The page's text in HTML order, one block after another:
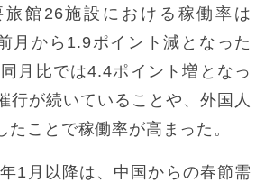
旅館26施設における稼働率は
月から1.9ポイント減となった
月比では4.4ポイント増となっ
行が続いていることや、外国人
たことで稼働率が高まった。
1月以降は、中国からの春節需